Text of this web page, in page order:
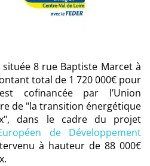
située 8 rue Baptiste Marcet à
total de 1 720 000€ pour
cofinancée par l’Union
de "la transition énergétique
dans le cadre du projet
de Développement
à hauteur de 88 000€